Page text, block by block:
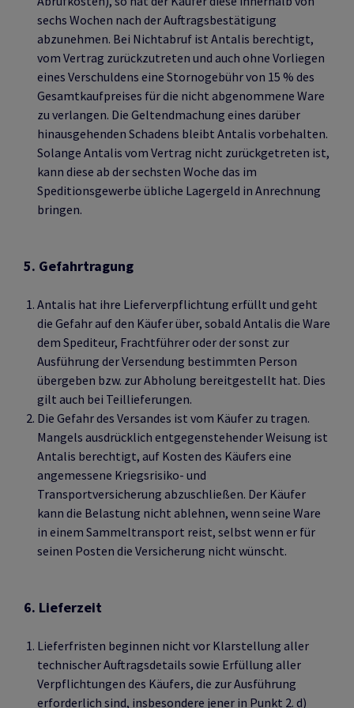
sechs Wochen nach der Auftragsbestätigung
abzunehmen. Bei Nichtabruf ist Antalis berechtigt,
vom Vertrag zurückzutreten und auch ohne Vorliegen
eines Verschuldens eine Stornogebühr von 15 % des
Gesamtkaufpreises für die nicht abgenommene Ware
zu verlangen. Die Geltendmachung eines darüber
hinausgehenden Schadens bleibt Antalis vorbehalten.
Solange Antalis vom Vertrag nicht zurückgetreten ist,
kann diese ab der sechsten Woche das im
Speditionsgewerbe übliche Lagergeld in Anrechnung
bringen.
5. Gefahrtragung
Antalis hat ihre Lieferverpflichtung erfüllt und geht
die Gefahr auf den Käufer über, sobald Antalis die Ware
dem Spediteur, Frachtführer oder der sonst zur
Ausführung der Versendung bestimmten Person
übergeben bzw. zur Abholung bereitgestellt hat. Dies
gilt auch bei Teillieferungen.
Die Gefahr des Versandes ist vom Käufer zu tragen.
Mangels ausdrücklich entgegenstehender Weisung ist
Antalis berechtigt, auf Kosten des Käufers eine
angemessene Kriegsrisiko- und
Transportversicherung abzuschließen. Der Käufer
kann die Belastung nicht ablehnen, wenn seine Ware
in einem Sammeltransport reist, selbst wenn er für
seinen Posten die Versicherung nicht wünscht.
6. Lieferzeit
Lieferfristen beginnen nicht vor Klarstellung aller
technischer Auftragsdetails sowie Erfüllung aller
Verpflichtungen des Käufers, die zur Ausführung
erforderlich sind, insbesondere jener in Punkt 2. d)